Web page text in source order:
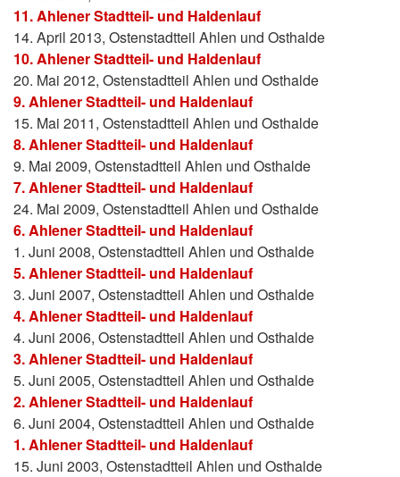
11. Ahlener Stadtteil- und Haldenlauf
14. April 2013, Ostenstadtteil Ahlen und Osthalde
10. Ahlener Stadtteil- und Haldenlauf
20. Mai 2012, Ostenstadtteil Ahlen und Osthalde
9. Ahlener Stadtteil- und Haldenlauf
15. Mai 2011, Ostenstadtteil Ahlen und Osthalde
8. Ahlener Stadtteil- und Haldenlauf
9. Mai 2009, Ostenstadtteil Ahlen und Osthalde
7. Ahlener Stadtteil- und Haldenlauf
24. Mai 2009, Ostenstadtteil Ahlen und Osthalde
6. Ahlener Stadtteil- und Haldenlauf
1. Juni 2008, Ostenstadtteil Ahlen und Osthalde
5. Ahlener Stadtteil- und Haldenlauf
3. Juni 2007, Ostenstadtteil Ahlen und Osthalde
4. Ahlener Stadtteil- und Haldenlauf
4. Juni 2006, Ostenstadtteil Ahlen und Osthalde
3. Ahlener Stadtteil- und Haldenlauf
5. Juni 2005, Ostenstadtteil Ahlen und Osthalde
2. Ahlener Stadtteil- und Haldenlauf
6. Juni 2004, Ostenstadtteil Ahlen und Osthalde
1. Ahlener Stadtteil- und Haldenlauf
15. Juni 2003, Ostenstadtteil Ahlen und Osthalde